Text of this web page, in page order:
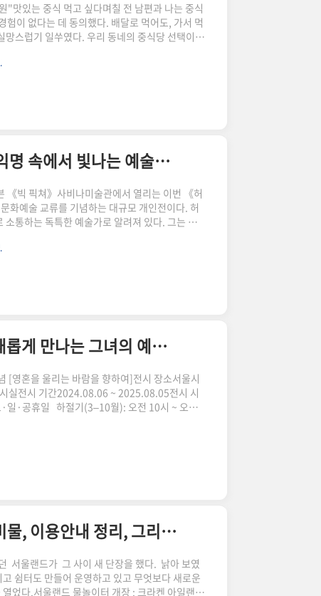
"맛있는 중식 먹고 싶다며칠 전 남편과 나는 중식
험이 없다는 데 동의했다. 배달로 먹어도, 가서 먹
스럽기 일쑤였다. 우리 동네의 중식당 선택이
요!"라며 관심을 보였다. 사실, 나 역시 같은 생
을 둔 중식당으로, 최근 불당동에 직영 1호점을
적합한 환경을 ..
한국-덴마크 문화교류 특별전: 허스크밋나븐 | 익명 속에서 빛나는 예술의 메시지
《빅 픽쳐》사비나미술관에서 열리는 이번 《허
화예술 교류를 기념하는 대규모 개인전이다. 허
통하는 독특한 예술가로 알려져 있다. 그는 주
간에 맞춰 대형 벽화를 그리는 특별한 경험을 선
이 작품은 오직 사비나미술관에서만 만나볼 수
화, 영상, 오브제 등 총 15..
천경자 100주년 기념전 |서울시립미술관에서 새롭게 만나는 그녀의 예술 세계
[영혼을 울리는 바람을 향하여]전시 장소서울시
실전시 기간2024.08.06 ~ 2025.08.05전시 시
일·공휴일 하절기(3–10월): 오전 10시 ~ 오후
입장 가능휴관일1월 1일, 매주 월요일 (월요일이
이송은 02-2124-8974관람 문의안내 데스
서울랜드 물놀이터 크라켄 아일랜드 | 주차, 준비물, 이용안내 정리, 그리고 커피 맛집
서울랜드가 그 사이 새 단장을 했다. 낡아 보였
쉼터도 만들어 운영하고 있고 무엇보다 새로운
었다.서울랜드 물놀이터 개장 : 크라켄 아일랜